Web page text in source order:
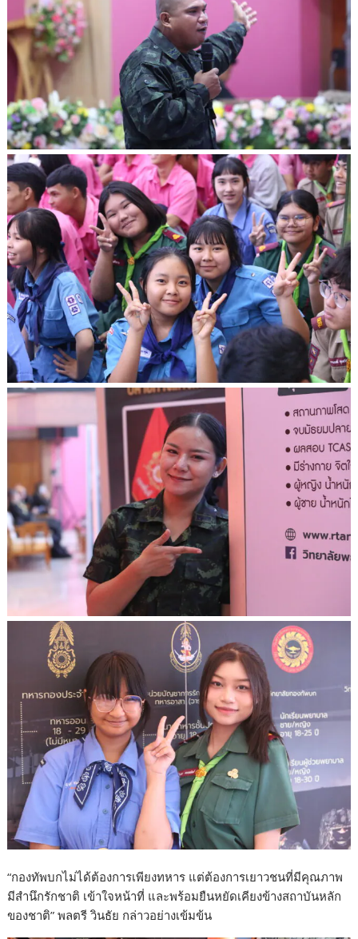
“กองทัพบกไม่ได้ต้องการเพียงทหาร แต่ต้องการเยาวชนที่มีคุณภาพ
มีสำนึกรักชาติ เข้าใจหน้าที่ และพร้อมยืนหยัดเคียงข้างสถาบันหลัก
ของชาติ” พลตรี วินธัย กล่าวอย่างเข้มข้น